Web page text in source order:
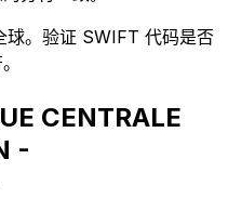
球。验证 SWIFT 代码是否
CENTRALE
-